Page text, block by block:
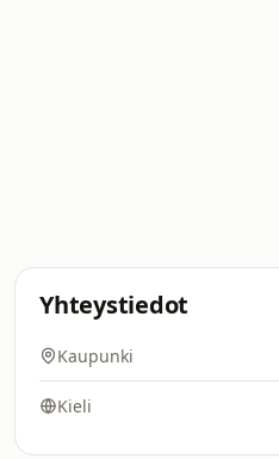
Yhteystiedot
Kaupunki
Kieli